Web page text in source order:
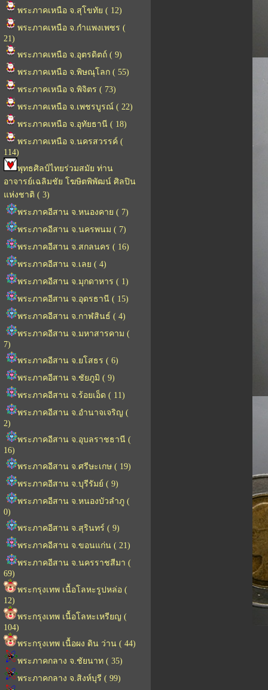
พระภาคเหนือ จ.สุโขทัย ( 12)
พระภาคเหนือ จ.กำแพงเพชร (
21)
พระภาคเหนือ จ.อุตรดิตถ์ ( 9)
พระภาคเหนือ จ.พิษณุโลก ( 55)
พระภาคเหนือ จ.พิจิตร ( 73)
พระภาคเหนือ จ.เพชรบูรณ์ ( 22)
พระภาคเหนือ จ.อุทัยธานี ( 18)
พระภาคเหนือ จ.นครสวรรค์ (
114)
พุทธศิลป์ไทยร่วมสมัย ท่าน
อาจารย์เฉลิมชัย โฆษิตพิพัฒน์ ศิลปิน
แห่งชาติ ( 3)
พระภาคอีสาน จ.หนองคาย ( 7)
พระภาคอีสาน จ.นครพนม ( 7)
พระภาคอีสาน จ.สกลนคร ( 16)
พระภาคอีสาน จ.เลย ( 4)
พระภาคอีสาน จ.มุกดาหาร ( 1)
พระภาคอีสาน จ.อุดรธานี ( 15)
พระภาคอีสาน จ.กาฬสินธ์ ( 4)
พระภาคอีสาน จ.มหาสารคาม (
7)
พระภาคอีสาน จ.ยโสธร ( 6)
พระภาคอีสาน จ.ชัยภูมิ ( 9)
พระภาคอีสาน จ.ร้อยเอ็ด ( 11)
พระภาคอีสาน จ.อำนาจเจริญ (
2)
พระภาคอีสาน จ.อุบลราชธานี (
16)
พระภาคอีสาน จ.ศรีษะเกษ ( 19)
พระภาคอีสาน จ.บุรีรัมย์ ( 9)
พระภาคอีสาน จ.หนองบัวลำภู (
0)
พระภาคอีสาน จ.สุรินทร์ ( 9)
พระภาคอีสาน จ.ขอนแก่น ( 21)
พระภาคอีสาน จ.นครราชสีมา (
69)
พระกรุงเทพ เนื้อโลหะรูปหล่อ (
12)
พระกรุงเทพ เนื้อโลหะเหรียญ (
104)
พระกรุงเทพ เนื้อผง ดิน ว่าน ( 44)
พระภาคกลาง จ.ชัยนาท ( 35)
พระภาคกลาง จ.สิงห์บุรี ( 99)